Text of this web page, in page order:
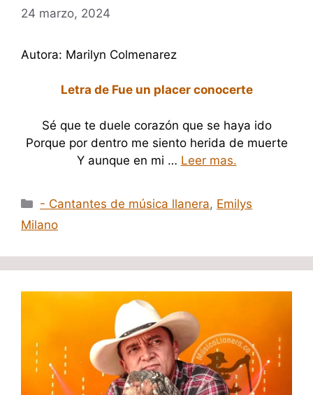
24 marzo, 2024
Autora: Marilyn Colmenarez
Letra de Fue un placer conocerte
Sé que te duele corazón que se haya ido
Porque por dentro me siento herida de muerte
Y aunque en mi … Leer mas.
Categorías
- Cantantes de música llanera, Emilys
Milano